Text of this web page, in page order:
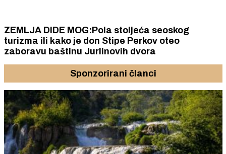
ZEMLJA DIDE MOG:Pola stoljeća seoskog
turizma ili kako je don Stipe Perkov oteo
zaboravu baštinu Jurlinovih dvora
Sponzorirani članci